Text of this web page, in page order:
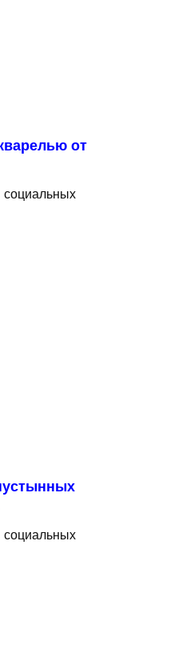
от
социальных
социальных